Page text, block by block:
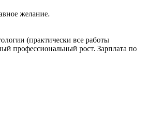
желание.
(практически все работы
профессиональный рост. Зарплата по